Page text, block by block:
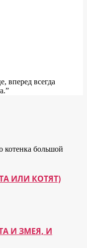
вперед всегда
ИЛИ КОТЯТ)
И ЗМЕЯ, И